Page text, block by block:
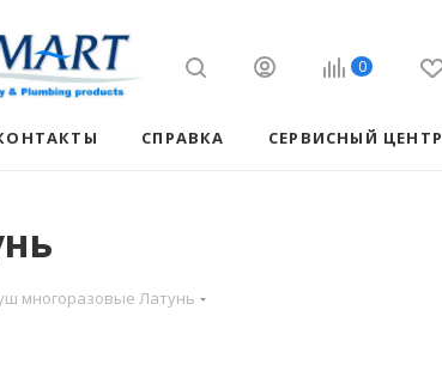
0
СПРАВКА СЕРВИСНЫЙ ЦЕНТР
многоразовые Латунь